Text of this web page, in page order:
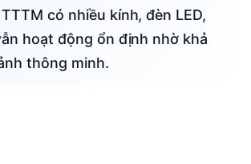
có nhiều kính, đèn LED,
hoạt động ổn định nhờ khả
thông minh.